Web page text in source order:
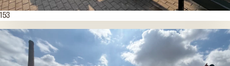
20.07.2026
153